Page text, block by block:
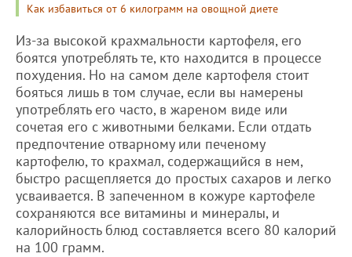
Как избавиться от 6 килограмм на овощной диете
Из-за высокой крахмальности картофеля, его
боятся употреблять те, кто находится в процессе
похудения. Но на самом деле картофеля стоит
бояться лишь в том случае, если вы намерены
употреблять его часто, в жареном виде или
сочетая его с животными белками. Если отдать
предпочтение отварному или печеному
картофелю, то крахмал, содержащийся в нем,
быстро расщепляется до простых сахаров и легко
усваивается. В запеченном в кожуре картофеле
сохраняются все витамины и минералы, и
калорийность блюд составляется всего 80 калорий
на 100 грамм.